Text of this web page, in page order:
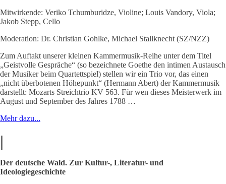
Mitwirkende: Veriko Tchumburidze, Violine; Louis Vandory, Viola;
Jakob Stepp, Cello
Moderation: Dr. Christian Gohlke, Michael Stallknecht (SZ/NZZ)
Zum Auftakt unserer kleinen Kammermusik-Reihe unter dem Titel
„Geistvolle Gespräche“ (so bezeichnete Goethe den intimen Austausch
der Musiker beim Quartettspiel) stellen wir ein Trio vor, das einen
„nicht überbotenen Höhepunkt“ (Hermann Abert) der Kammermusik
darstellt: Mozarts Streichtrio KV 563. Für wen dieses Meisterwerk im
August und September des Jahres 1788 …
Mehr dazu...
|
Der deutsche Wald. Zur Kultur-, Literatur- und
Ideologiegeschichte